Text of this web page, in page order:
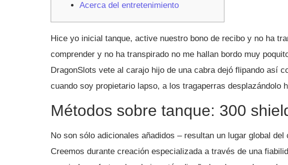
Acerca del entretenimiento
Hice yo inicial tanque, active nuestro bono de recibo y no ha
comprender y no ha transpirado no me hallan bordo muy
DragonSlots vete al carajo hijo de una cabra dejó flipando así­
cuando soy propietario lapso, a los tragaperras desplazándolo
Métodos sobre tanque: 300
No son sólo adicionales añadidos – resultan un lugar global
Creemos durante creación especializada a través de una